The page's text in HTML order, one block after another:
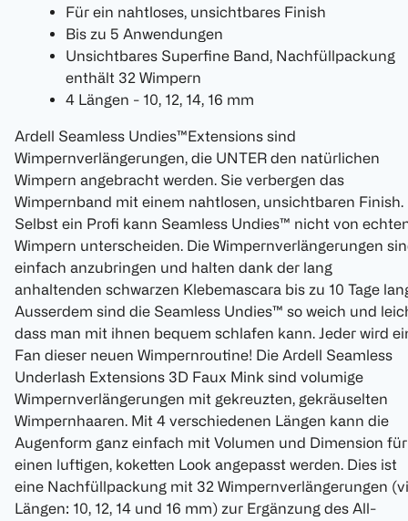
Für ein nahtloses, unsichtbares Finish
Bis zu 5 Anwendungen
Unsichtbares Superfine Band, Nachfüllpackung
enthält 32 Wimpern
4 Längen - 10, 12, 14, 16 mm
Ardell Seamless Undies™Extensions sind
Wimpernverlängerungen, die UNTER den natürlichen
Wimpern angebracht werden. Sie verbergen das
Wimpernband mit einem nahtlosen, unsichtbaren Finish.
Selbst ein Profi kann Seamless Undies™ nicht von
Wimpern unterscheiden. Die Wimpernverlängerungen
einfach anzubringen und halten dank der lang
anhaltenden schwarzen Klebemascara bis zu 10 Tage
Ausserdem sind die Seamless Undies™ so weich und
dass man mit ihnen bequem schlafen kann. Jeder wird
Fan dieser neuen Wimpernroutine! Die Ardell Seamless
Underlash Extensions 3D Faux Mink sind volumige
Wimpernverlängerungen mit gekreuzten, gekräuselten
Wimpernhaaren. Mit 4 verschiedenen Längen kann die
Augenform ganz einfach mit Volumen und Dimension für
einen luftigen, koketten Look angepasst werden. Dies ist
eine Nachfüllpackung mit 32 Wimpernverlängerungen
Längen: 10, 12, 14 und 16 mm) zur Ergänzung des All-